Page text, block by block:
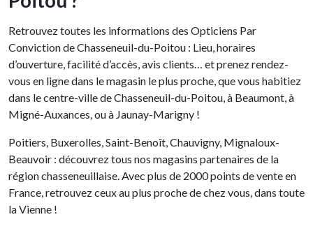
Retrouvez toutes les informations des Opticiens Par
Conviction de Chasseneuil-du-Poitou : Lieu, horaires
d’ouverture, facilité d’accès, avis clients… et prenez rendez-
vous en ligne dans le magasin le plus proche, que vous habitiez
dans le centre-ville de Chasseneuil-du-Poitou, à Beaumont, à
Migné-Auxances, ou à Jaunay-Marigny !
Poitiers, Buxerolles, Saint-Benoît, Chauvigny, Mignaloux-
Beauvoir : découvrez tous nos magasins partenaires de la
région chasseneuillaise. Avec plus de 2000 points de vente en
France, retrouvez ceux au plus proche de chez vous, dans toute
la Vienne !